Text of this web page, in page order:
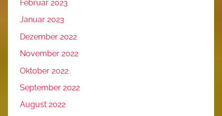
Februar 2023
Januar 2023
Dezember 2022
November 2022
Oktober 2022
September 2022
August 2022